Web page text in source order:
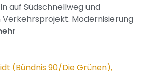
auf Südschnellweg und
Modernisierung